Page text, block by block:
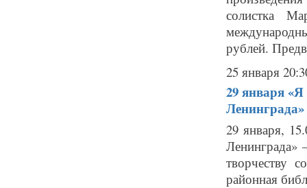
солистка
рублей.
25 января
29 января«Я
Ленинграда»
29 января,
Ленинграда»
творчеству
районная